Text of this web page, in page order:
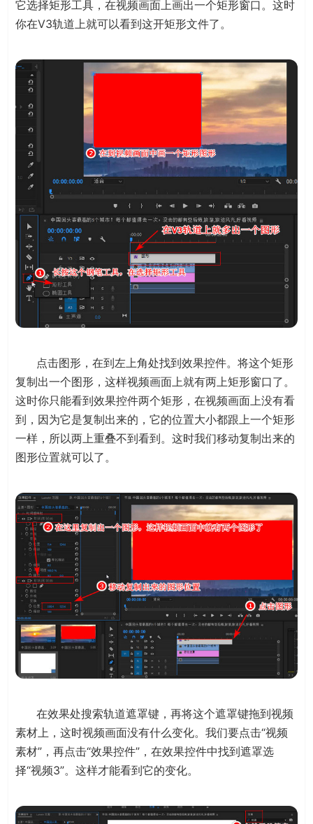
它选择矩形工具，在视频画面上画出一个矩形窗口。这时
你在V3轨道上就可以看到这开矩形文件了。
点击图形，在到左上角处找到效果控件。将这个矩形
复制出一个图形，这样视频画面上就有两上矩形窗口了。
这时你只能看到效果控件两个矩形，在视频画面上没有看
到，因为它是复制出来的，它的位置大小都跟上一个矩形
一样，所以两上重叠不到看到。这时我们移动复制出来的
图形位置就可以了。
在效果处搜索轨道遮罩键，再将这个遮罩键拖到视频
素材上，这时视频画面没有什么变化。我们要点击“视频
素材”，再点击“效果控件”，在效果控件中找到遮罩选
择“视频3”。这样才能看到它的变化。